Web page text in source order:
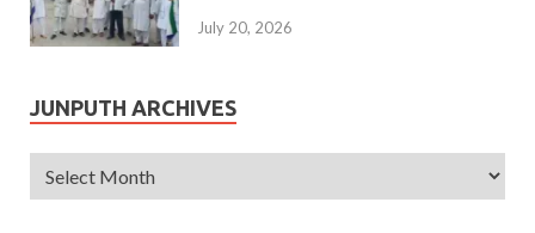
July 20, 2026
JUNPUTH ARCHIVES